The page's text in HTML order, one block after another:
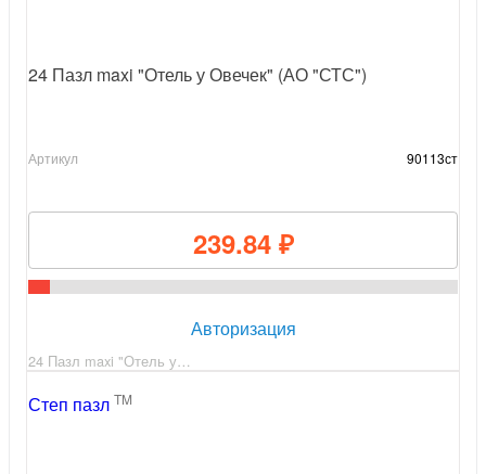
24 Пазл maxi "Отель у Овечек" (АО "СТС")
Артикул 90113ст
239.84 ₽
Авторизация
24 Пазл maxi "Отель у…
Степ пазл TM